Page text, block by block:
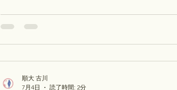
です※ →年間スケジュール 個別授業（探究コ
ト対策コース）の予約方法が変わりました。 ①
験対策・大学受験論述対策など→ストアカ・
トアカは上記のリンクからアクセスしないと割
ませんので、ご注意ください。 【質問調査結果
順大 古川
7月4日
読了時間: 2分